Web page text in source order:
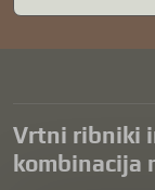
Vrtni ribniki
kombinacija